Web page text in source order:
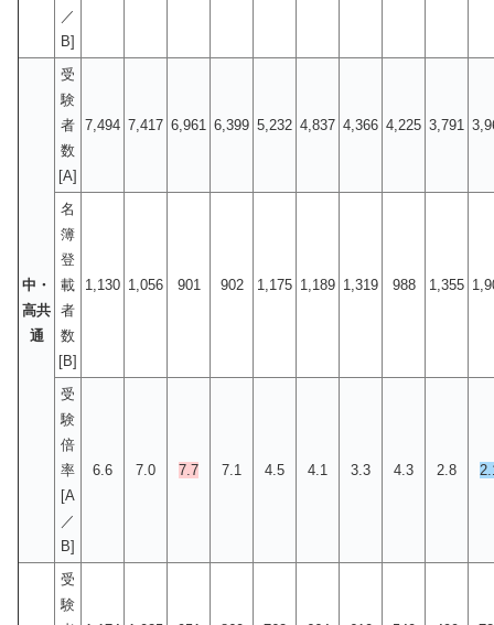
／
B]
中・
高共
通
受
験
者
数
[A]
7,494 7,417 6,961 6,399 5,232 4,837 4,366 4,225 3,791
名
簿
登
載
者
数
[B]
1,130 1,056 901 902 1,175 1,189 1,319 988 1,355
受
験
倍
率
[A
／
B]
6.6 7.0 7.7 7.1 4.5 4.1 3.3 4.3 2.8
受
験